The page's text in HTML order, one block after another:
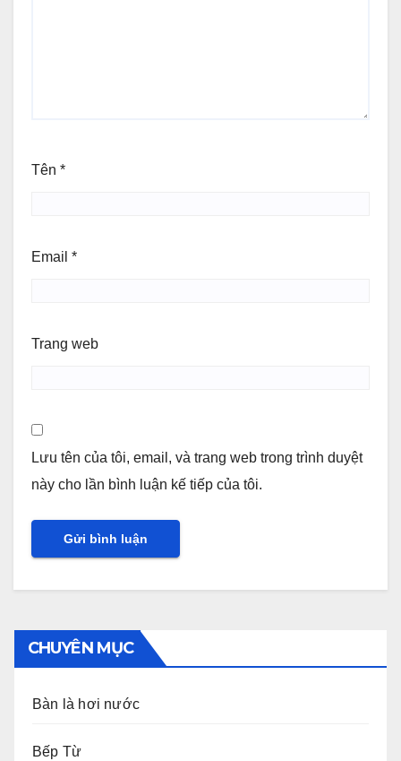
Tên *
Email *
Trang web
Lưu tên của tôi, email, và trang web trong trình duyệt
này cho lần bình luận kế tiếp của tôi.
CHUYÊN MỤC
Bàn là hơi nước
Bếp Từ